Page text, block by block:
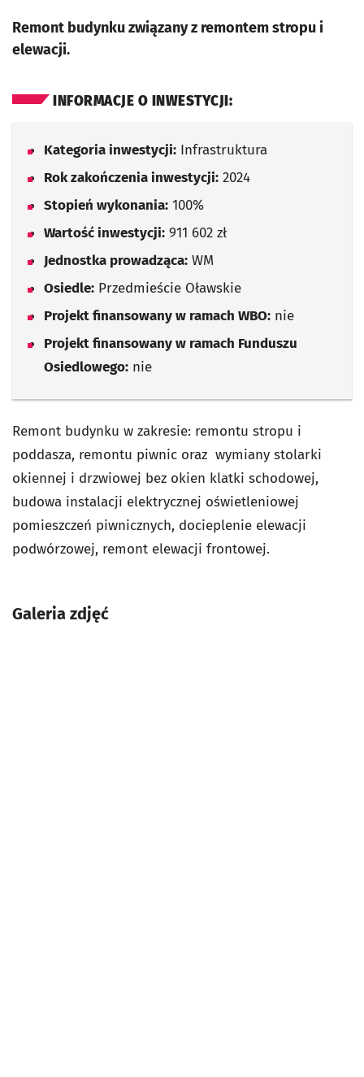
Remont budynku związany z remontem stropu i
elewacji.
INFORMACJE O INWESTYCJI:
Kategoria inwestycji: Infrastruktura
Rok zakończenia inwestycji: 2024
Stopień wykonania: 100%
Wartość inwestycji: 911 602 zł
Jednostka prowadząca: WM
Osiedle: Przedmieście Oławskie
Projekt finansowany w ramach WBO: nie
Projekt finansowany w ramach Funduszu
Osiedlowego: nie
Remont budynku w zakresie: remontu stropu i
poddasza, remontu piwnic oraz wymiany stolarki
okiennej i drzwiowej bez okien klatki schodowej,
budowa instalacji elektrycznej oświetleniowej
pomieszczeń piwnicznych, docieplenie elewacji
podwórzowej, remont elewacji frontowej.
Galeria zdjęć